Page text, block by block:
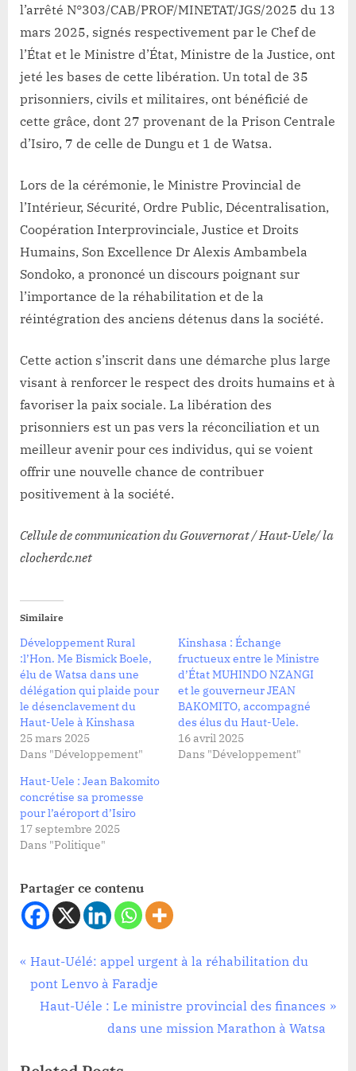
l’arrêté N°303/CAB/PROF/MINETAT/JGS/2025 du 13
mars 2025, signés respectivement par le Chef de
l’État et le Ministre d’État, Ministre de la Justice, ont
jeté les bases de cette libération. Un total de 35
prisonniers, civils et militaires, ont bénéficié de
cette grâce, dont 27 provenant de la Prison Centrale
d’Isiro, 7 de celle de Dungu et 1 de Watsa.
Lors de la cérémonie, le Ministre Provincial de
l’Intérieur, Sécurité, Ordre Public, Décentralisation,
Coopération Interprovinciale, Justice et Droits
Humains, Son Excellence Dr Alexis Ambambela
Sondoko, a prononcé un discours poignant sur
l’importance de la réhabilitation et de la
réintégration des anciens détenus dans la société.
Cette action s’inscrit dans une démarche plus large
visant à renforcer le respect des droits humains et à
favoriser la paix sociale. La libération des
prisonniers est un pas vers la réconciliation et un
meilleur avenir pour ces individus, qui se voient
offrir une nouvelle chance de contribuer
positivement à la société.
Cellule de communication du Gouvernorat / Haut-Uele/ la
clocherdc.net
Similaire
Développement Rural
:l’Hon. Me Bismick Boele,
élu de Watsa dans une
délégation qui plaide pour
le désenclavement du
Haut-Uele à Kinshasa
25 mars 2025
Dans "Développement"
Kinshasa : Échange
fructueux entre le Ministre
d’État MUHINDO NZANGI
et le gouverneur JEAN
BAKOMITO, accompagné
des élus du Haut-Uele.
16 avril 2025
Dans "Développement"
Haut-Uele : Jean Bakomito
concrétise sa promesse
pour l’aéroport d’Isiro
17 septembre 2025
Dans "Politique"
Partager ce contenu
Sécurité
Navigation
de
P
r
Haut-Uélé: appel urgent à la réhabilitation du
pont Lenvo à Faradje
N
Haut-Uéle : Le ministre provincial des finances
dans une mission Marathon à Watsa